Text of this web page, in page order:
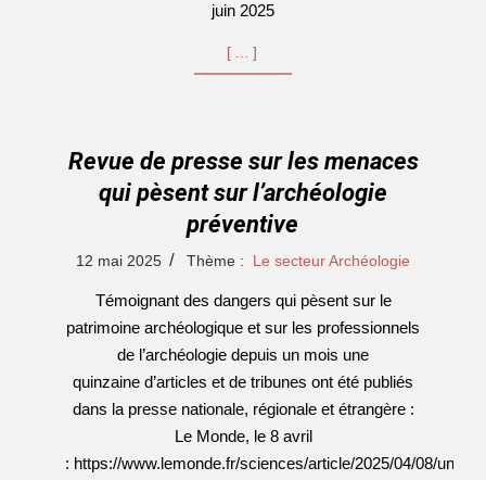
juin 2025
[…]
Revue de presse sur les menaces
qui pèsent sur l’archéologie
préventive
2025-
12 mai 2025 Thème : Le secteur Archéologie
Témoignant des dangers qui pèsent sur le
patrimoine archéologique et sur les professionnels
de l’archéologie depuis un mois une
quinzaine d’articles et de tribunes ont été publiés
dans la presse nationale, régionale et étrangère :
Le Monde, le 8 avril
: https://www.lemonde.fr/sciences/article/2025/04/08/un-